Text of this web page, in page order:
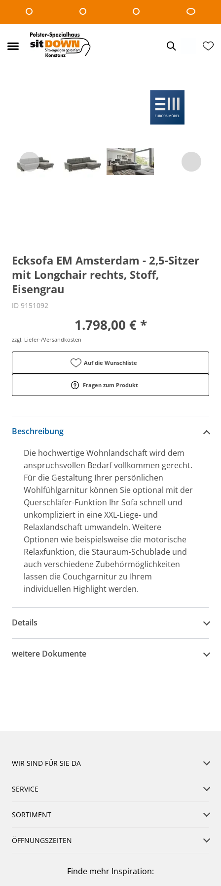
Ecksofa EM Amsterdam - 2,5-Sitzer
mit Longchair rechts, Stoff,
Eisengrau
ID 9151092
1.798,00 € *
zzgl. Liefer-/Versandkosten
Auf die Wunschliste
Fragen zum Produkt
Beschreibung
Die hochwertige Wohnlandschaft wird dem
anspruchsvollen Bedarf vollkommen gerecht.
Für die Gestaltung Ihrer persönlichen
Wohlfühlgarnitur können Sie optional mit der
Querschläfer-Funktion Ihr Sofa schnell und
unkompliziert in eine XXL-Liege- und
Relaxlandschaft umwandeln. Weitere
Optionen wie beispielsweise die motorische
Relaxfunktion, die Stauraum-Schublade und
auch verschiedene Zubehörmöglichkeiten
lassen die Couchgarnitur zu Ihrem
individuellen Highlight werden.
Details
weitere Dokumente
WIR SIND FÜR SIE DA
SERVICE
SORTIMENT
ÖFFNUNGSZEITEN
Finde mehr Inspiration: